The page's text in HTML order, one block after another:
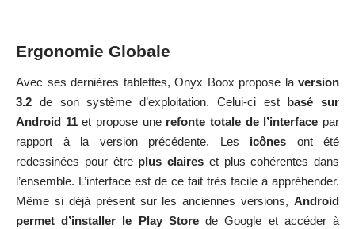
Ergonomie Globale
Avec ses dernières tablettes, Onyx Boox propose la version
3.2 de son système d’exploitation. Celui-ci est basé sur
Android 11et propose une refonte totale de l’interface par
rapport à la version précédente. Les icônes ont été
redessinées pour être plus claires et plus cohérentes dans
l’ensemble. L’interface est de ce fait très facile à appréhender.
Même si déjà présent sur les anciennes versions, Android
permet d’installer le Play Storede Google et accéder à